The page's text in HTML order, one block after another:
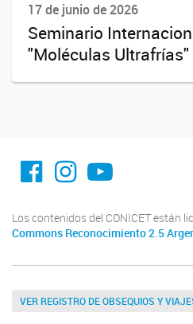
17 de junio de 2026
Seminario
"Moléculas Ultrafrías"
facebook imit.conicet
imit.conicet
Youtube
Los contenidos del CONICET están
Commons Reconocimiento 2.5
VER REGISTRO DE OBSEQUIOS Y